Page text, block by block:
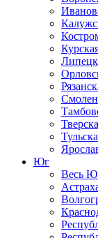
Юг
Весь